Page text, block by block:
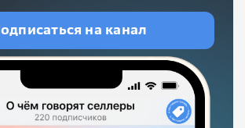
на канал